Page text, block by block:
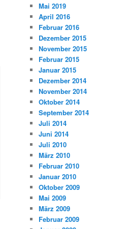
Mai 2019
April 2016
Februar 2016
Dezember 2015
November 2015
Februar 2015
Januar 2015
Dezember 2014
November 2014
Oktober 2014
September 2014
Juli 2014
Juni 2014
Juli 2010
März 2010
Februar 2010
Januar 2010
Oktober 2009
Mai 2009
März 2009
Februar 2009